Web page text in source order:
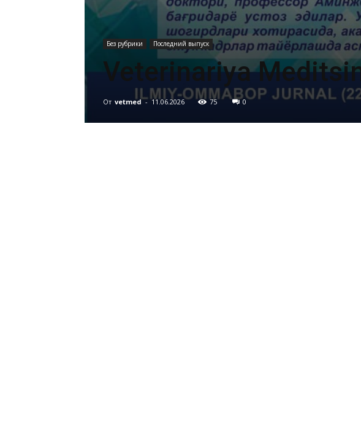
Без рубрики Последний выпуск
Veterinariya
От vetmed - 11.06.2026 75 0